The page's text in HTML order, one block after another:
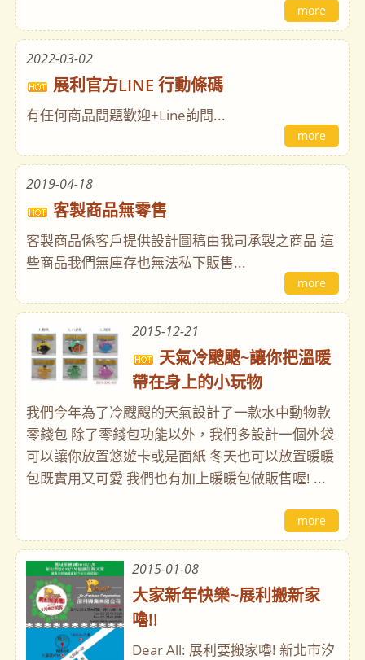
more
2022-03-02
展利官方LINE 行動條碼
有任何商品問題歡迎+Line詢問...
more
2019-04-18
客製商品無零售
客製商品係客戶提供設計圖稿由我司承製之商品 這
些商品我們無庫存也無法私下販售...
more
2015-12-21
天氣冷颼颼~讓你把溫暖
帶在身上的小玩物
我們今年為了冷颼颼的天氣設計了一款水中動物款
零錢包 除了零錢包功能以外，我們多設計一個外袋
可以讓你放置悠遊卡或是面紙 冬天也可以放置暖暖
包既實用又可愛 我們也有加上暖暖包做販售喔! ...
more
2015-01-08
大家新年快樂~展利搬新家
嚕!!
Dear All: 展利要搬家嚕! 新北市汐